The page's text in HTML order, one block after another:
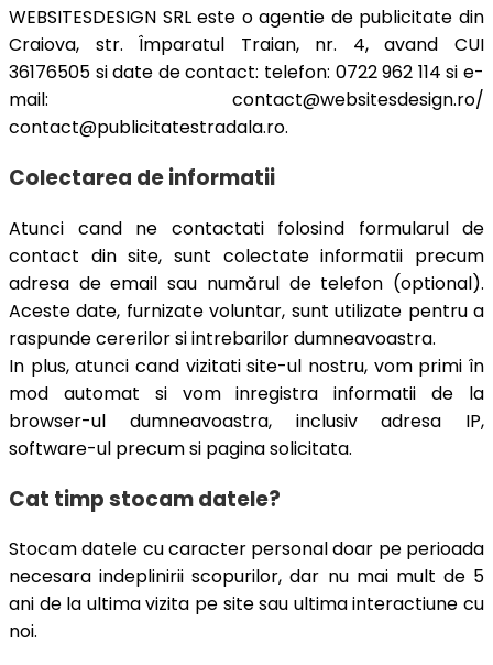
WEBSITESDESIGN SRL este o agentie de publicitate din
Craiova, str. Împaratul Traian, nr. 4, avand CUI
36176505 si date de contact: telefon: 0722 962 114 si e-
mail: contact@websitesdesign.ro/
contact@publicitatestradala.ro.
Colectarea de informatii
Atunci cand ne contactati folosind formularul de
contact din site, sunt colectate informatii precum
adresa de email sau numărul de telefon (optional).
Aceste date, furnizate voluntar, sunt utilizate pentru a
raspunde cererilor si intrebarilor dumneavoastra.
In plus, atunci cand vizitati site-ul nostru, vom primi în
mod automat si vom inregistra informatii de la
browser-ul dumneavoastra, inclusiv adresa IP,
software-ul precum si pagina solicitata.
Cat timp stocam datele?
Stocam datele cu caracter personal doar pe perioada
necesara indeplinirii scopurilor, dar nu mai mult de 5
ani de la ultima vizita pe site sau ultima interactiune cu
noi.